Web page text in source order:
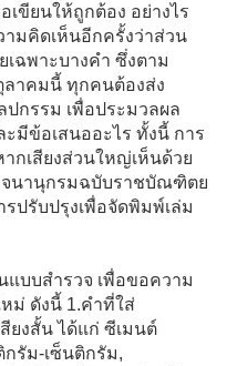
เขียนให้ถูกต้อง อย่างไร
ามคิดเห็นอีกครั้งว่าส่วน
ฉพาะบางคำ ซึ่งตาม
ลาคมนี้ ทุกคนต้องส่ง
กรรม เพื่อประมวลผล
มีข้อเสนออะไร ทั้งนี้ การ
กเสียงส่วนใหญ่เห็นด้วย
จนานุกรมฉบับราชบัณฑิตย
ปรับปรุงเพื่อจัดพิมพ์เล่ม
บบสำรวจ เพื่อขอความ
หม่ ดังนี้ 1.คำที่ใส่
ยงสั้น ได้แก่ ซีเมนต์
กรัม-เซ็นติกรัม,